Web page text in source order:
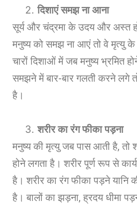
दिशाएं समझ ना आना
सूर्य और चंद्रमा के उदय और अस्त
मनुष्य को समझ ना आएं तो वे मृत्यु के
चारों दिशाओं में जब मनुष्य भ्रमित
समझने में बार-बार गलती करने लगे
है।
शरीर का रंग फीका पड़ना
मनुष्य की मृत्यु जब पास आती है, तो
होने लगता है। शरीर पूर्ण रूप से
है। शरीर का रंग फीका पड़ने यानि
है। बालों का झड़ना, ह्रदय धीमा